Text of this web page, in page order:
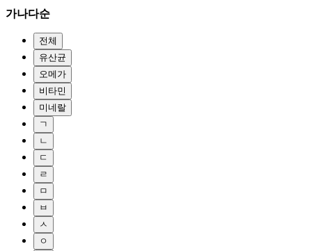
가나다순
전체
유산균
오메가
비타민
미네랄
ㄱ
ㄴ
ㄷ
ㄹ
ㅁ
ㅂ
ㅅ
ㅇ